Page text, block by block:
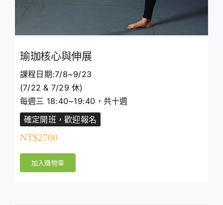
瑜珈核心與伸展
課程日期:7/8~9/23
(7/22 & 7/29 休)
每週三 18:40~19:40，共十週
確定開班，歡迎報名
NT$2700
加入購物車